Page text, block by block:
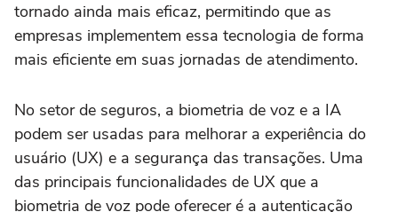
tornado ainda mais eficaz, permitindo que as
empresas implementem essa tecnologia de forma
mais eficiente em suas jornadas de atendimento.
No setor de seguros, a biometria de voz e a IA
podem ser usadas para melhorar a experiência do
usuário (UX) e a segurança das transações. Uma
das principais funcionalidades de UX que a
biometria de voz pode oferecer é a autenticação